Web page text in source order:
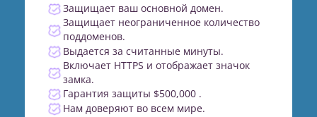
Защищает ваш основной домен.
Защищает неограниченное количество
поддоменов.
Выдается за считанные минуты.
Включает HTTPS и отображает значок
замка.
Гарантия защиты $500,000 .
Нам доверяют во всем мире.